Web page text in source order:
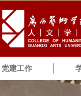
党建工作